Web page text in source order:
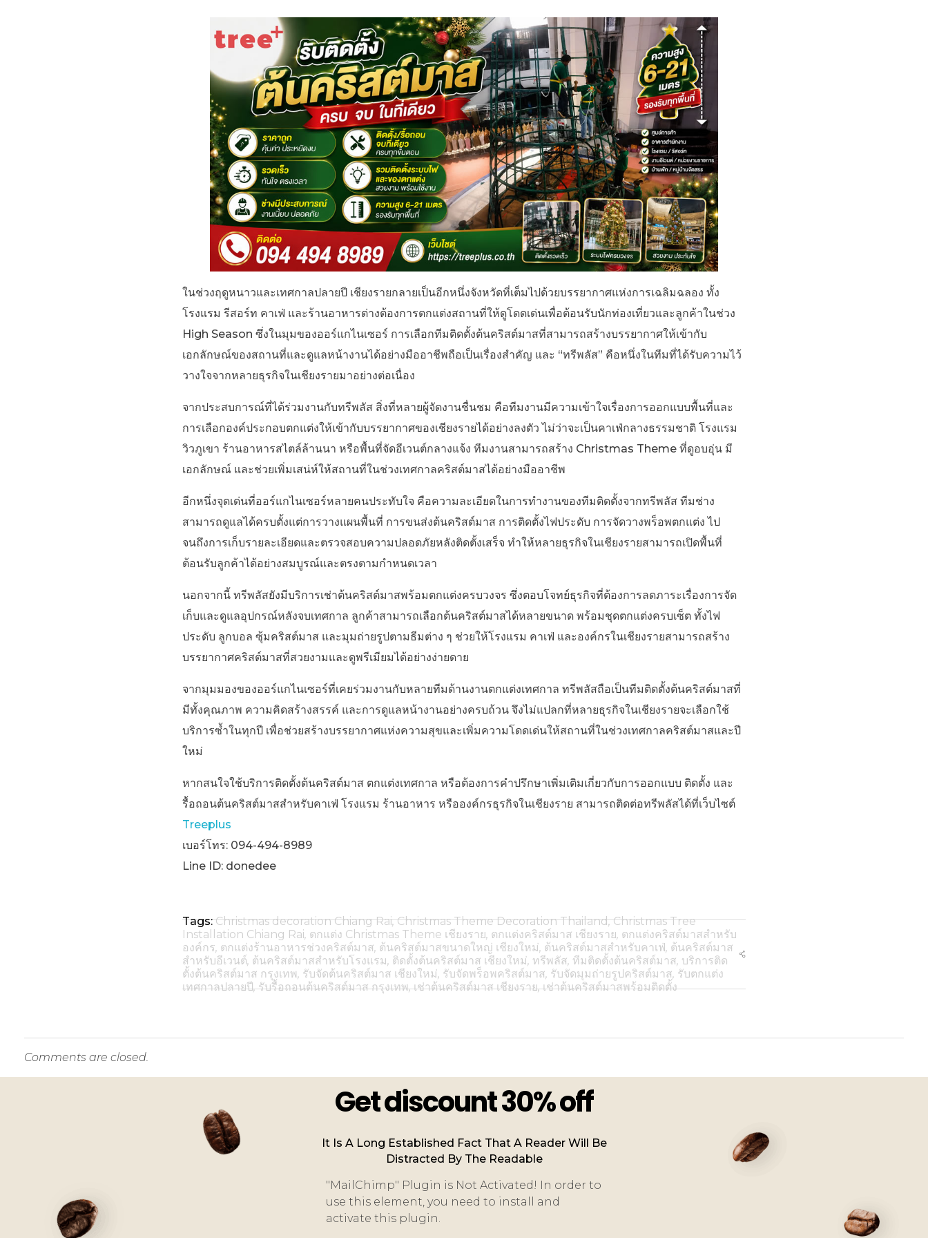
ในช่วงฤดูหนาวและเทศกาลปลายปี เชียงรายกลายเป็นอีกหนึ่งจังหวัดที่เต็มไปด้วยบรรยากาศแห่งการเฉลิมฉลอง ทั้ง
โรงแรม รีสอร์ท คาเฟ่ และร้านอาหารต่างต้องการตกแต่งสถานที่ให้ดูโดดเด่นเพื่อต้อนรับนักท่องเที่ยวและลูกค้าในช่วง
High Season ซึ่งในมุมของออร์แกไนเซอร์ การเลือกทีมติดตั้งต้นคริสต์มาสที่สามารถสร้างบรรยากาศให้เข้ากับ
เอกลักษณ์ของสถานที่และดูแลหน้างานได้อย่างมืออาชีพถือเป็นเรื่องสำคัญ และ “ทรีพลัส” คือหนึ่งในทีมที่ได้รับความไว้
วางใจจากหลายธุรกิจในเชียงรายมาอย่างต่อเนื่อง
จากประสบการณ์ที่ได้ร่วมงานกับทรีพลัส สิ่งที่หลายผู้จัดงานชื่นชม คือทีมงานมีความเข้าใจเรื่องการออกแบบพื้นที่และ
การเลือกองค์ประกอบตกแต่งให้เข้ากับบรรยากาศของเชียงรายได้อย่างลงตัว ไม่ว่าจะเป็นคาเฟ่กลางธรรมชาติ โรงแรม
วิวภูเขา ร้านอาหารสไตล์ล้านนา หรือพื้นที่จัดอีเวนต์กลางแจ้ง ทีมงานสามารถสร้าง Christmas Theme ที่ดูอบอุ่น มี
เอกลักษณ์ และช่วยเพิ่มเสน่ห์ให้สถานที่ในช่วงเทศกาลคริสต์มาสได้อย่างมืออาชีพ
อีกหนึ่งจุดเด่นที่ออร์แกไนเซอร์หลายคนประทับใจ คือความละเอียดในการทำงานของทีมติดตั้งจากทรีพลัส ทีมช่าง
สามารถดูแลได้ครบตั้งแต่การวางแผนพื้นที่ การขนส่งต้นคริสต์มาส การติดตั้งไฟประดับ การจัดวางพร็อพตกแต่ง ไป
จนถึงการเก็บรายละเอียดและตรวจสอบความปลอดภัยหลังติดตั้งเสร็จ ทำให้หลายธุรกิจในเชียงรายสามารถเปิดพื้นที่
ต้อนรับลูกค้าได้อย่างสมบูรณ์และตรงตามกำหนดเวลา
นอกจากนี้ ทรีพลัสยังมีบริการเช่าต้นคริสต์มาสพร้อมตกแต่งครบวงจร ซึ่งตอบโจทย์ธุรกิจที่ต้องการลดภาระเรื่องการจัด
เก็บและดูแลอุปกรณ์หลังจบเทศกาล ลูกค้าสามารถเลือกต้นคริสต์มาสได้หลายขนาด พร้อมชุดตกแต่งครบเซ็ต ทั้งไฟ
ประดับ ลูกบอล ซุ้มคริสต์มาส และมุมถ่ายรูปตามธีมต่าง ๆ ช่วยให้โรงแรม คาเฟ่ และองค์กรในเชียงรายสามารถสร้าง
บรรยากาศคริสต์มาสที่สวยงามและดูพรีเมียมได้อย่างง่ายดาย
จากมุมมองของออร์แกไนเซอร์ที่เคยร่วมงานกับหลายทีมด้านงานตกแต่งเทศกาล ทรีพลัสถือเป็นทีมติดตั้งต้นคริสต์มาสที่
มีทั้งคุณภาพ ความคิดสร้างสรรค์ และการดูแลหน้างานอย่างครบถ้วน จึงไม่แปลกที่หลายธุรกิจในเชียงรายจะเลือกใช้
บริการซ้ำในทุกปี เพื่อช่วยสร้างบรรยากาศแห่งความสุขและเพิ่มความโดดเด่นให้สถานที่ในช่วงเทศกาลคริสต์มาสและปี
ใหม่
หากสนใจใช้บริการติดตั้งต้นคริสต์มาส ตกแต่งเทศกาล หรือต้องการคำปรึกษาเพิ่มเติมเกี่ยวกับการออกแบบ ติดตั้ง และ
รื้อถอนต้นคริสต์มาสสำหรับคาเฟ่ โรงแรม ร้านอาหาร หรือองค์กรธุรกิจในเชียงราย สามารถติดต่อทรีพลัสได้ที่เว็บไซต์
Treeplus
เบอร์โทร: 094-494-8989
Line ID: donedee
Tags:Christmas decoration Chiang Rai,Christmas Theme Decoration Thailand,Christmas Tree
Installation Chiang Rai, ตกแต่ง Christmas Theme เชียงราย, ตกแต่งคริสต์มาส เชียงราย, ตกแต่งคริสต์มาสสำหรับ
องค์กร, ตกแต่งร้านอาหารช่วงคริสต์มาส, ต้นคริสต์มาสขนาดใหญ่ เชียงใหม่, ต้นคริสต์มาสสำหรับคาเฟ่, ต้นคริสต์มาส
สำหรับอีเวนต์, ต้นคริสต์มาสสำหรับโรงแรม, ติดตั้งต้นคริสต์มาส เชียงใหม่, ทรีพลัส, ทีมติดตั้งต้นคริสต์มาส, บริการติด
ตั้งต้นคริสต์มาส กรุงเทพ, รับจัดต้นคริสต์มาส เชียงใหม่, รับจัดพร็อพคริสต์มาส, รับจัดมุมถ่ายรูปคริสต์มาส, รับตกแต่ง
เทศกาลปลายปี,รับรื้อถอนต้นคริสต์มาส กรุงเทพ,เช่าต้นคริสต์มาส เชียงราย,เช่าต้นคริสต์มาสพร้อมติดตั้ง
Comments are closed.
Get discount 30% off
It Is A Long Established Fact That A Reader Will Be
Distracted By The Readable
"MailChimp" Plugin is Not Activated! In order to
use this element, you need to install and
activate this plugin.